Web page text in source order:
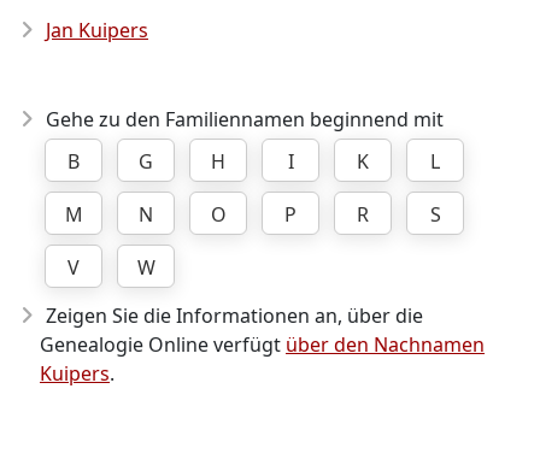
Jan Kuipers
Gehe zu den Familiennamen beginnend mit
B
G H I K
L
M
N O P R
S
V
W
Zeigen Sie die Informationen an, über die
Genealogie Online verfügt über den Nachnamen
Kuipers.